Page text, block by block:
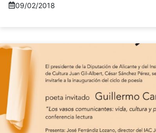
09/02/2018